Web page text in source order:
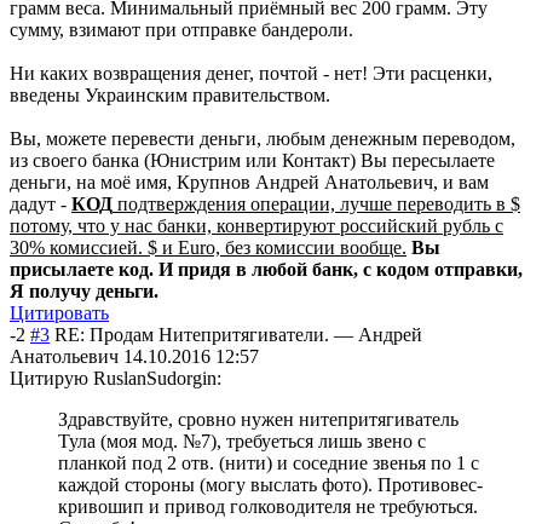
грамм веса. Минимальный приёмный вес 200 грамм. Эту
сумму, взимают при отправке бандероли.
Ни каких возвращения денег, почтой - нет! Эти расценки,
введены Украинским правительством.
Вы, можете перевести деньги, любым денежным переводом,
из своего банка (Юнистрим или Контакт) Вы пересылаете
деньги, на моё имя, Крупнов Андрей Анатольевич, и вам
дадут - КОД подтверждения операции, лучше переводить в $
потому, что у нас банки, конвертируют российский рубль с
30% комиссией. $ и Euro, без комиссии вообще. Вы
присылаете код. И придя в любой банк, с кодом отправки,
Я получу деньги.
Цитировать
-2 #3 RE: Продам Нитепритягиватели. — Андрей
Анатольевич 14.10.2016 12:57
Цитирую RuslanSudorgin:
Здравствуйте, сровно нужен нитепритягиватель
Тула (моя мод. №7), требуеться лишь звено с
планкой под 2 отв. (нити) и соседние звенья по 1 с
каждой стороны (могу выслать фото). Противовес-
кривошип и привод голководителя не требуються.